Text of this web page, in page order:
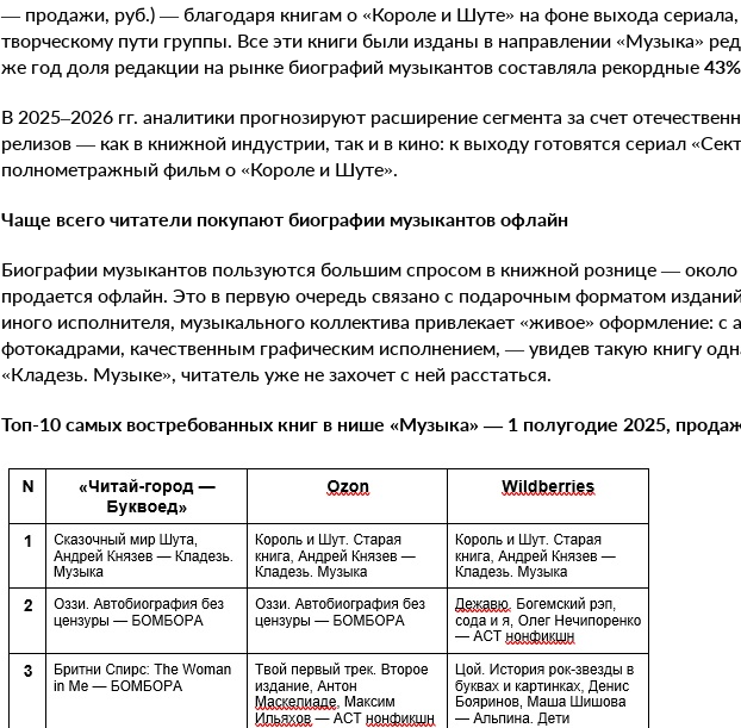
— продажи, руб.) — благодаря книгам о «Короле и Шуте» на фоне выхода
творческому пути группы. Все эти книги были изданы в направлении «Музыка»
же год доля редакции на рынке биографий музыкантов составляла рекордные 43%
В 2025–2026 гг. аналитики прогнозируют расширение сегмента за счет
релизов — как в книжной индустрии, так и в кино: к выходу готовятся сериал
полнометражный фильм о «Короле и Шуте».
Чаще всего читатели покупают биографии музыкантов офлайн
Биографии музыкантов пользуются большим спросом в книжной рознице — около
продается офлайн. Это в первую очередь связано с подарочным форматом
иного исполнителя, музыкального коллектива привлекает «живое» оформление: с
фотокадрами, качественным графическим исполнением, — увидев такую книгу
«Кладезь. Музыке», читатель уже не захочет с ней расстаться.
Топ-10 самых востребованных книг в нише «Музыка» — 1 полугодие 2025,